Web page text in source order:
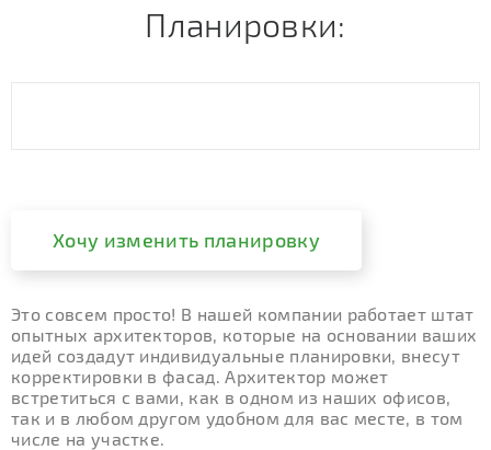
Планировки:
Хочу изменить планировку
Это совсем просто! В нашей компании работает штат
опытных архитекторов, которые на основании ваших
идей создадут индивидуальные планировки, внесут
корректировки в фасад. Архитектор может
встретиться с вами, как в одном из наших офисов,
так и в любом другом удобном для вас месте, в том
числе на участке.